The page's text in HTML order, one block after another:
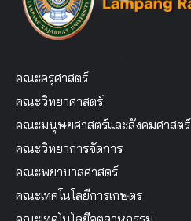
คณะครุศาสตร์
คณะวิทยาศาสตร์
คณะมนุษยศาสตร์และสังคมศาสตร์
คณะวิทยาการจัดการ
คณะพยาบาลศาสตร์
คณะเทคโนโลยีการเกษตร